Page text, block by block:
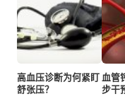
高血压诊断为何紧盯
舒张压？
血管
步干